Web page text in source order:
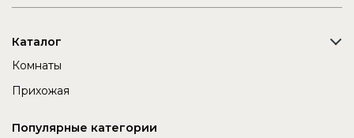
Каталог
Комнаты
Прихожая
Популярные категории